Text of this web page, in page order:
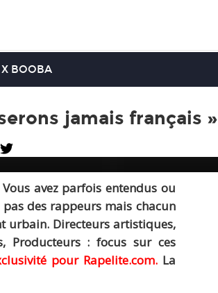
BOOBA
jamais français »
avez parfois entendus ou
des rappeurs mais chacun
urbain. Directeurs artistiques,
Producteurs : focus sur ces
pour Rapelite.com.La